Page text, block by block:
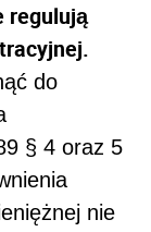
regulują
do
§ 4 oraz 5
nie